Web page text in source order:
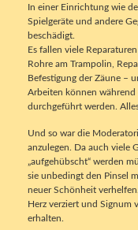
In einer Einrichtung wie
Spielgeräte und andere
beschädigt.
Es fallen viele
Rohre am Trampolin,
Befestigung der Zäune –
Arbeiten können
durchgeführt werden.
Und so war die
anzulegen. Da auch viele
„aufgehübscht“ werden
sie unbedingt den Pinsel
neuer Schönheit
Herz verziert und Signum
erhalten.